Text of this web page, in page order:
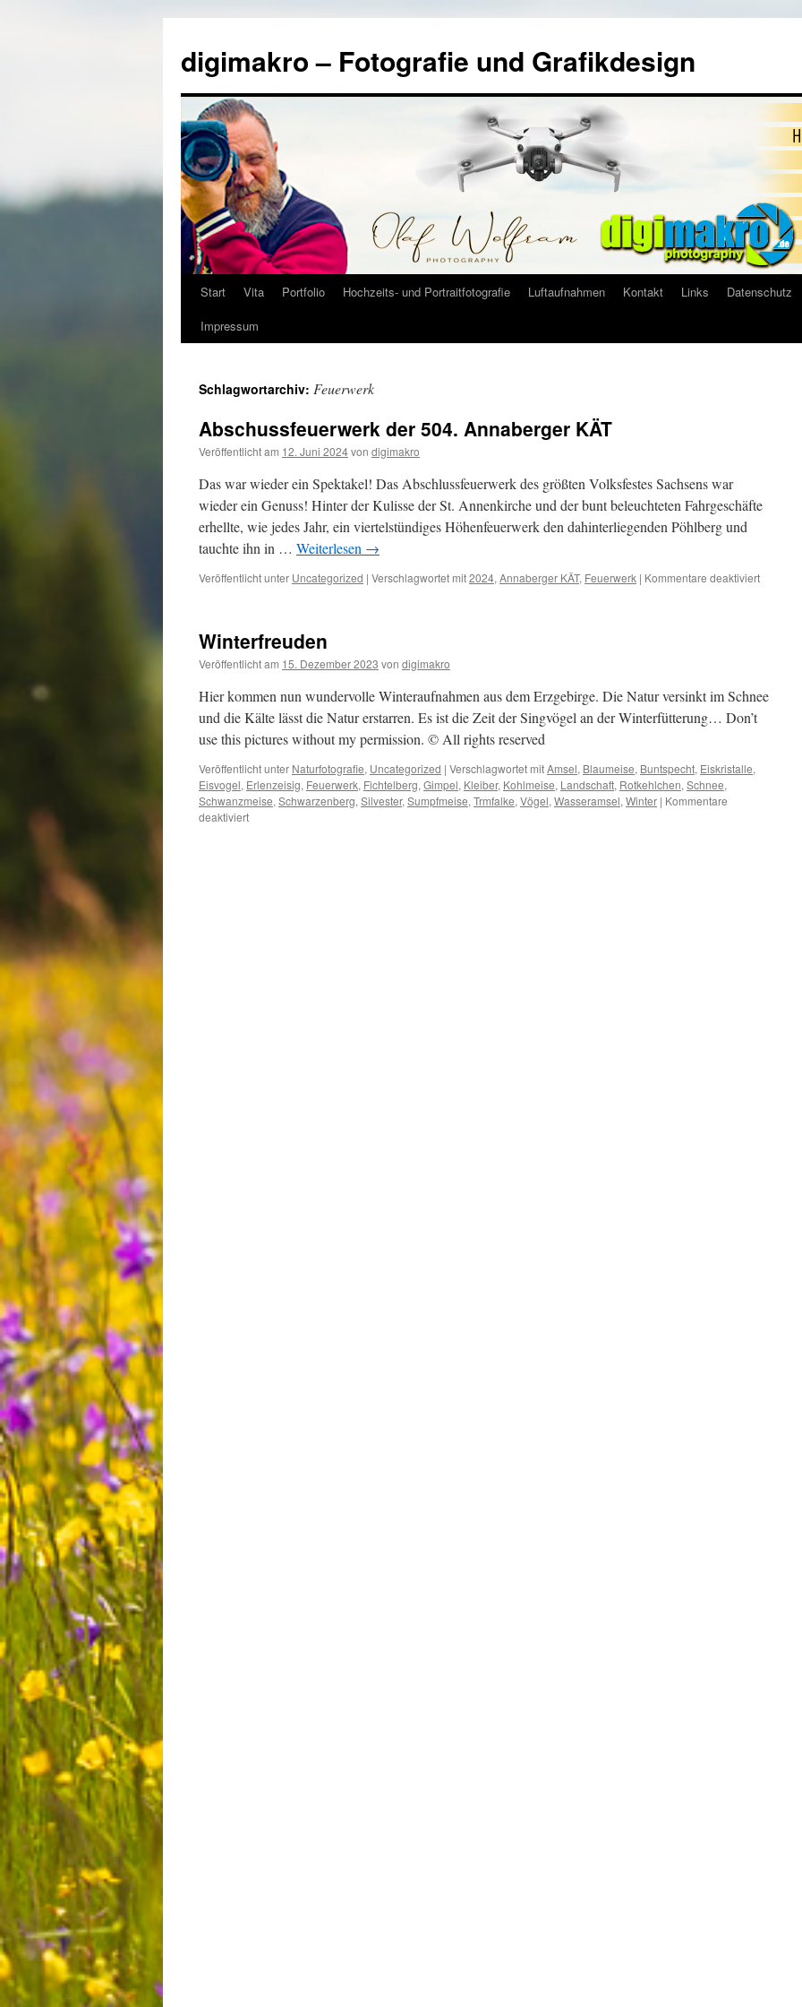
springen
digimakro – Fotografie und Grafikdesign
Start Vita Portfolio Hochzeits- und Portraitfotografie Luftaufnahmen Kontakt Links Datenschutz
Impressum
Schlagwortarchiv: Feuerwerk
Abschussfeuerwerk der 504. Annaberger KÄT
Veröffentlicht am 12. Juni 2024von digimakro
Das war wieder ein Spektakel! Das Abschlussfeuerwerk des größten Volksfestes Sachsens war
wieder ein Genuss! Hinter der Kulisse der St. Annenkirche und der bunt beleuchteten Fahrgeschäfte
erhellte, wie jedes Jahr, ein viertelstündiges Höhenfeuerwerk den dahinterliegenden Pöhlberg und
tauchte ihn in … Weiterlesen →
Veröffentlicht unter Uncategorized | Verschlagwortet mit2024, Annaberger KÄT, Feuerwerk | Kommentare deaktiviertfür
Winterfreuden
Veröffentlicht am 15. Dezember 2023 von digimakro
Hier kommen nun wundervolle Winteraufnahmen aus dem Erzgebirge. Die Natur versinkt im Schnee
und die Kälte lässt die Natur erstarren. Es ist die Zeit der Singvögel an der Winterfütterung… Don’t
use this pictures without my permission. © All rights reserved
Veröffentlicht unter Naturfotografie, Uncategorized | Verschlagwortet mitAmsel, Blaumeise, Buntspecht, Eiskristalle,
Eisvogel, Erlenzeisig, Feuerwerk, Fichtelberg, Gimpel, Kleiber, Kohlmeise, Landschaft, Rotkehlchen, Schnee,
Schwanzmeise, Schwarzenberg, Silvester, Sumpfmeise, Trmfalke, Vögel, Wasseramsel, Winter | Kommentare
deaktiviertfür